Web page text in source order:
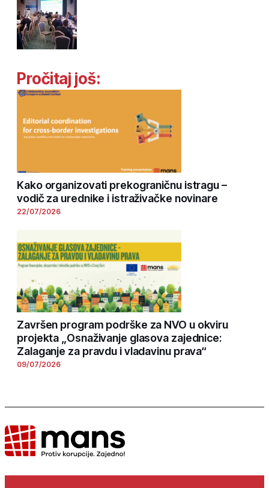
Pročitaj još:
Kako organizovati prekograničnu istragu –
vodič za urednike i istraživačke novinare
22/07/2026
Završen program podrške za NVO u okviru
projekta „Osnaživanje glasova zajednice:
Zalaganje za pravdu i vladavinu prava“
09/07/2026